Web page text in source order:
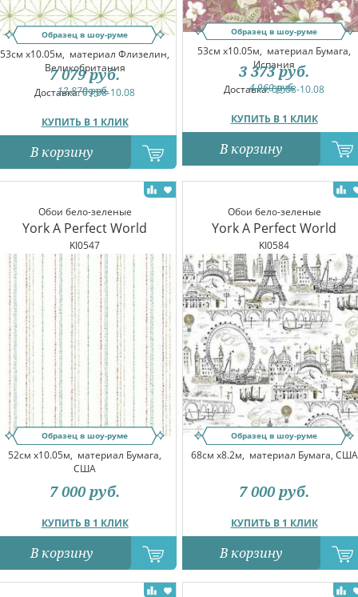
Образец в шоу-руме
53см x10.05м, материал Флизелин,
Великобритания
Доставка:09.08-10.08
КУПИТЬ В 1 КЛИК
12 870руб.
7 079 руб.
В корзину
Образец в шоу-руме
53см x10.05м, материал Бумага,
Испания
Доставка:09.08-10.08
КУПИТЬ В 1 КЛИК
4 960руб.
3 373 руб.
В корзину
Обои бело-зеленые
York A Perfect World
KI0547
Образец в шоу-руме
52см x10.05м, материал Бумага,
США
КУПИТЬ В 1 КЛИК
7 000 руб.
В корзину
Обои бело-зеленые
York A Perfect World
KI0584
Образец в шоу-руме
68см x8.2м, материал Бумага, США
КУПИТЬ В 1 КЛИК
7 000 руб.
В корзину